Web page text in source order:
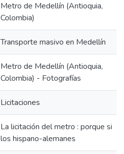
Metro de Medellín (Antioquia,
Colombia)
Transporte masivo en Medellín
Metro de Medellín (Antioquia,
Colombia) - Fotografías
Licitaciones
La licitación del metro : porque si
los hispano-alemanes